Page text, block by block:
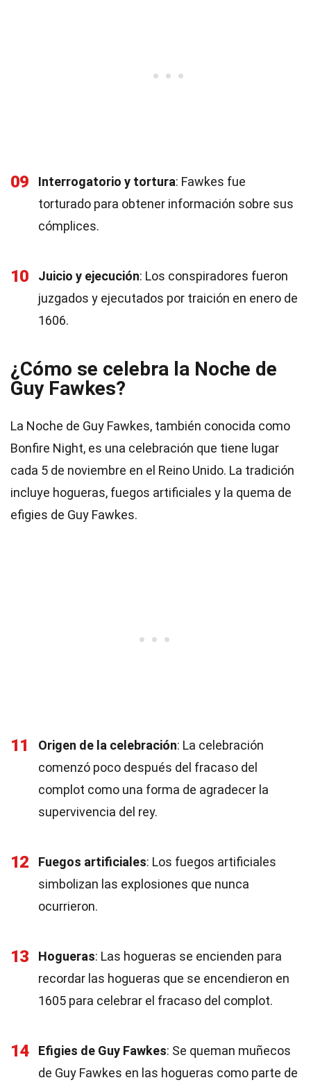
09 Interrogatorio y tortura: Fawkes fue
torturado para obtener información sobre sus
cómplices.
10 Juicio y ejecución: Los conspiradores fueron
juzgados y ejecutados por traición en enero de
1606.
¿Cómo se celebra la Noche de
Guy Fawkes?
La Noche de Guy Fawkes, también conocida como
Bonfire Night, es una celebración que tiene lugar
cada 5 de noviembre en el Reino Unido. La tradición
incluye hogueras, fuegos artificiales y la quema de
efigies de Guy Fawkes.
11 Origen de la celebración: La celebración
comenzó poco después del fracaso del
complot como una forma de agradecer la
supervivencia del rey.
12 Fuegos artificiales: Los fuegos artificiales
simbolizan las explosiones que nunca
ocurrieron.
13 Hogueras: Las hogueras se encienden para
recordar las hogueras que se encendieron en
1605 para celebrar el fracaso del complot.
14 Efigies de Guy Fawkes: Se queman muñecos
de Guy Fawkes en las hogueras como parte de